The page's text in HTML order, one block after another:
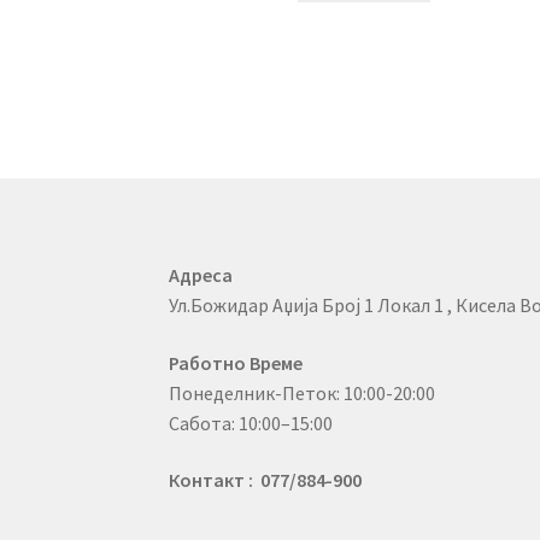
Адреса
Ул.Божидар Аџија Број 1 Локал 1 , Кисела
Работно Време
Понеделник-Петок: 10:00-20:00
Сабота: 10:00–15:00
Контакт : 077/884-900